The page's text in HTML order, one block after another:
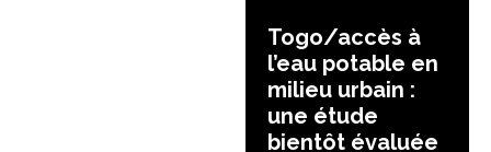
Togo/accès à
l’eau potable en
milieu urbain :
une étude
bientôt évaluée